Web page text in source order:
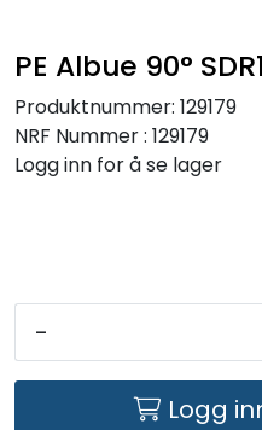
PE Albue 90°
Produktnummer: 129179
NRF Nummer : 129179
Logg inn for å se lager
-
Logg
Grøftesikring
Utleie